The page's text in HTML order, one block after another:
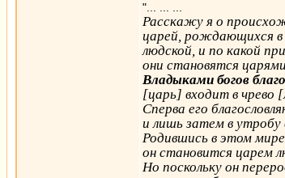
"... ... ...
Расскажу я о
царей, рождающихся в
людской, и по какой
они становятся
Владыками богов
[царь] входит в чрево
Сперва его
и лишь затем в утробу
Родившись в этом
он становится царем
Но поскольку он